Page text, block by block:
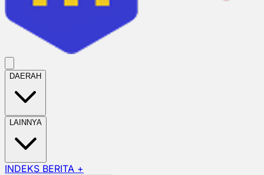
DAERAH
LAINNYA
INDEKS BERITA +